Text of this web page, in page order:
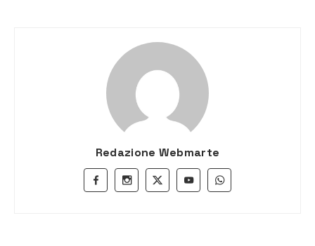
Redazione Webmarte